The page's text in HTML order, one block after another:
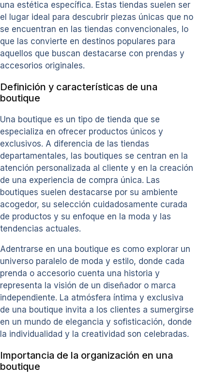
una estética específica. Estas tiendas suelen ser
el lugar ideal para descubrir piezas únicas que no
se encuentran en las tiendas convencionales, lo
que las convierte en destinos populares para
aquellos que buscan destacarse con prendas y
accesorios originales.
Definición y características de una
boutique
Una boutique es un tipo de tienda que se
especializa en ofrecer productos únicos y
exclusivos. A diferencia de las tiendas
departamentales, las boutiques se centran en la
atención personalizada al cliente y en la creación
de una experiencia de compra única. Las
boutiques suelen destacarse por su ambiente
acogedor, su selección cuidadosamente curada
de productos y su enfoque en la moda y las
tendencias actuales.
Adentrarse en una boutique es como explorar un
universo paralelo de moda y estilo, donde cada
prenda o accesorio cuenta una historia y
representa la visión de un diseñador o marca
independiente. La atmósfera íntima y exclusiva
de una boutique invita a los clientes a sumergirse
en un mundo de elegancia y sofisticación, donde
la individualidad y la creatividad son celebradas.
Importancia de la organización en una
boutique